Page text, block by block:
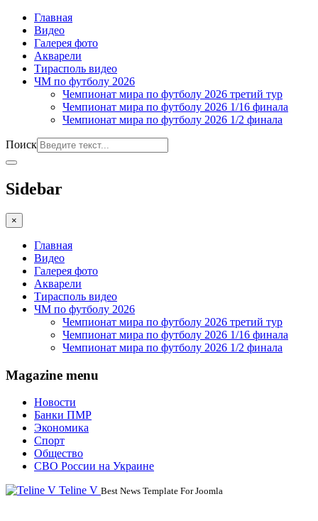
Главная
Видео
Галерея фото
Акварели
Тирасполь видео
ЧМ по футболу 2026
Чемпионат мира по футболу 2026 третий тур
Чемпионат мира по футболу 2026 1/16 финала
Чемпионат мира по футболу 2026 1/2 финала
Поиск
Sidebar
×
Главная
Видео
Галерея фото
Акварели
Тирасполь видео
ЧМ по футболу 2026
Чемпионат мира по футболу 2026 третий тур
Чемпионат мира по футболу 2026 1/16 финала
Чемпионат мира по футболу 2026 1/2 финала
Magazine menu
Новости
Банки ПМР
Экономика
Спорт
Общество
СВО России на Украине
Teline V Best News Template For Joomla